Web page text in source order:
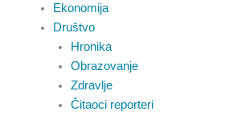
Ekonomija
Društvo
Hronika
Obrazovanje
Zdravlje
Čitaoci reporteri